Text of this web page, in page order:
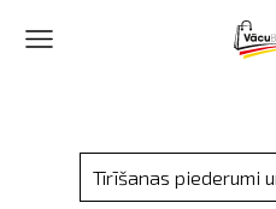
Tīrīšanas piederumi